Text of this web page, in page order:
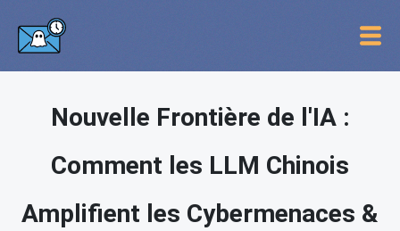
Nouvelle Frontière de l'IA :
Comment les LLM Chinois
Amplifient les Cybermenaces &